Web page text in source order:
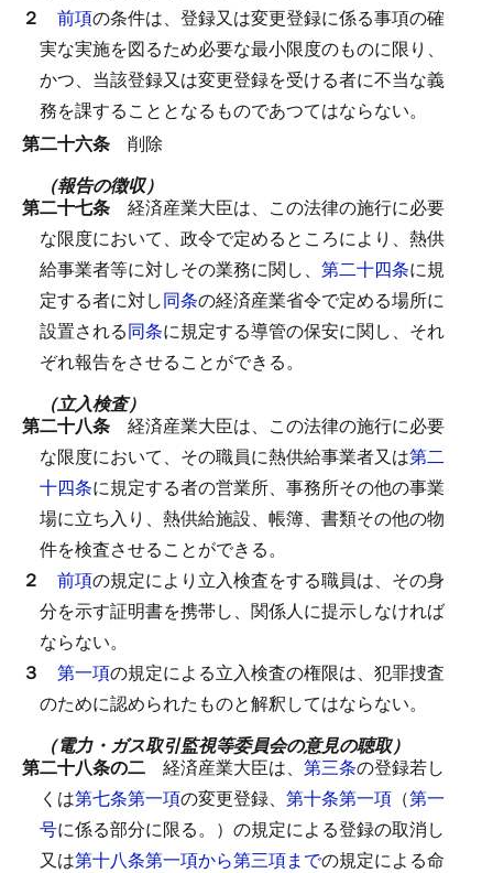
２ 前項の条件は、登録又は変更登録に係る事項の確
実な実施を図るため必要な最小限度のものに限り、
かつ、当該登録又は変更登録を受ける者に不当な義
務を課することとなるものであつてはならない。
第二十六条 削除
（報告の徴収）
第二十七条 経済産業大臣は、この法律の施行に必要
な限度において、政令で定めるところにより、熱供
給事業者等に対しその業務に関し、 第二十四条に規
定する者に対し同条の経済産業省令で定める場所に
設置される同条に規定する導管の保安に関し、それ
ぞれ報告をさせることができる。
（立入検査）
第二十八条 経済産業大臣は、この法律の施行に必要
な限度において、その職員に熱供給事業者又は第二
十四条に規定する者の営業所、事務所その他の事業
場に立ち入り、熱供給施設、帳簿、書類その他の物
件を検査させることができる。
２ 前項の規定により立入検査をする職員は、その身
分を示す証明書を携帯し、関係人に提示しなければ
ならない。
３ 第一項の規定による立入検査の権限は、犯罪捜査
のために認められたものと解釈してはならない。
（電力・ガス取引監視等委員会の意見の聴取）
第二十八条の二 経済産業大臣は、 第三条の登録若し
くは第七条第一項の変更登録、 第十条第一項 （第一
号に係る部分に限る。）の規定による登録の取消し
又は第十八条第一項から第三項までの規定による命